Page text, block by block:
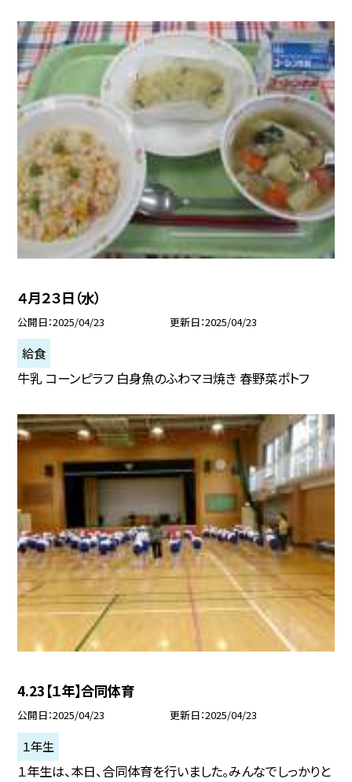
４月２３日（水）
公開日 2025/04/23 更新日 2025/04/23
給食
牛乳 コーンピラフ 白身魚のふわマヨ焼き 春野菜ポトフ
4.23【１年】合同体育
公開日 2025/04/23 更新日 2025/04/23
１年生
１年生は、本日、合同体育を行いました。みんなでしっかりと